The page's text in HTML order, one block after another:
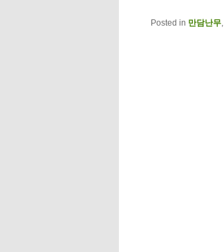
Posted in 만담난무,